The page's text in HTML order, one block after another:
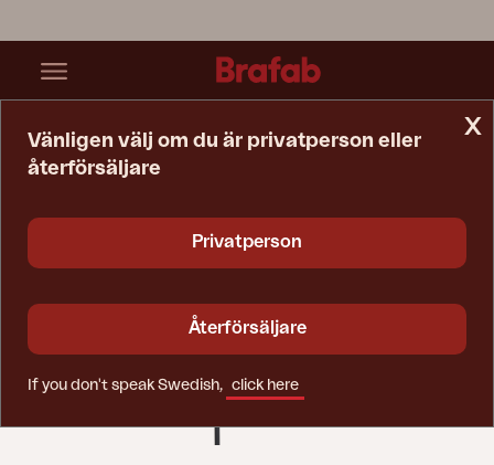
x
Vänligen välj om du är privatperson eller
återförsäljare
Privatperson
Återförsäljare
If you don't speak Swedish, click here